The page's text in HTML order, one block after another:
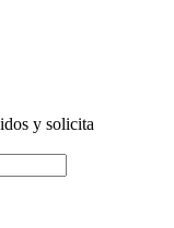
y solicita